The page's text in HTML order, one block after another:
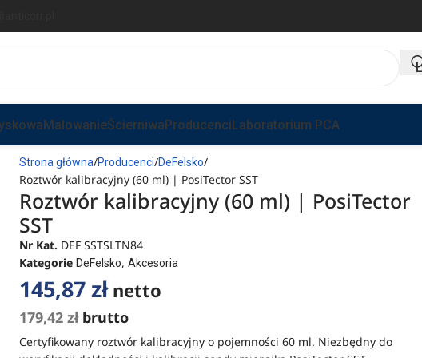
MalowanieŚcierniwaProducenciLaboratorium PCA
Strona główna Producenci DeFelsko
Roztwór kalibracyjny (60 ml) | PosiTector SST
Roztwór kalibracyjny (60 ml) | PosiTector
SST
Nr Kat. DEF SSTSLTN84
Kategorie DeFelsko, Akcesoria
145,87złnetto
179,42 złbrutto
Certyfikowany roztwór kalibracyjny o pojemności 60 ml. Niezbędny do